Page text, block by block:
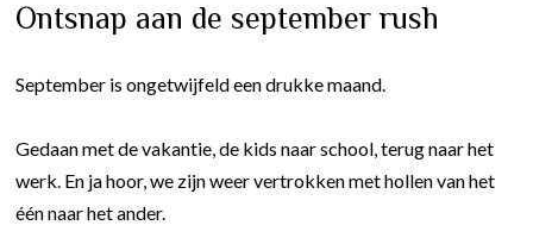
Ontsnap aan de september rush
September is ongetwijfeld een drukke maand.
Gedaan met de vakantie, de kids naar school, terug naar het
werk. En ja hoor, we zijn weer vertrokken met hollen van het
één naar het ander.